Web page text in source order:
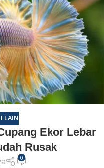
LAIN
Ekor Lebar
Rusak
0